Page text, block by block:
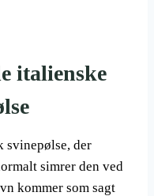
italienske
svinepølse, der
simrer den ved
kommer som sagt